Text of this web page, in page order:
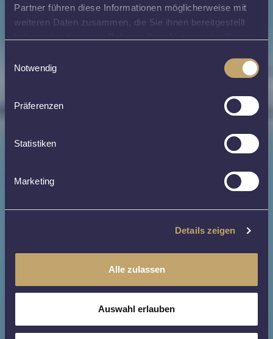
Partner führen diese Informationen möglicherweise mit
weiteren Daten zusammen, die Sie ihnen bereitgestellt
Richtlinie]
Notwendig
Präferenzen
Statistiken
Marketing
Details zeigen
Alle zulassen
Auswahl erlauben